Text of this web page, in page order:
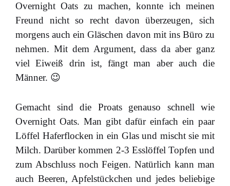
Overnight Oats zu machen, konnte ich meinen
Freund nicht so recht davon überzeugen, sich
morgens auch ein Gläschen davon mit ins Büro zu
nehmen. Mit dem Argument, dass da aber ganz
viel Eiweiß drin ist, fängt man aber auch die
Männer. 😉
Gemacht sind die Proats genauso schnell wie
Overnight Oats. Man gibt dafür einfach ein paar
Löffel Haferflocken in ein Glas und mischt sie mit
Milch. Darüber kommen 2-3 Esslöffel Topfen und
zum Abschluss noch Feigen. Natürlich kann man
auch Beeren, Apfelstückchen und jedes beliebige